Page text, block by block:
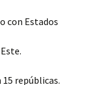
con Estados
15 repúblicas.